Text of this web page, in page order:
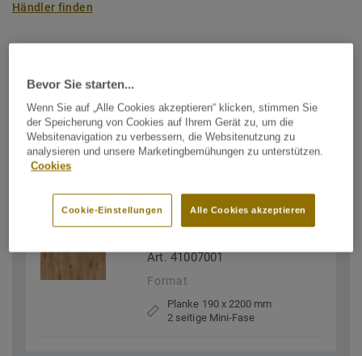
Händler finden
Heritage
FILTER (2)
Art. 41007001
Format
Planke 190 x 2200 mm
2 seitige Mini-Fase
Bevor Sie starten...
Wenn Sie auf „Alle Cookies akzeptieren“ klicken, stimmen Sie
der Speicherung von Cookies auf Ihrem Gerät zu, um die
Websitenavigation zu verbessern, die Websitenutzung zu
analysieren und unsere Marketingbemühungen zu unterstützen.
Cookies
Alle Cookies akzeptieren
Cookie-Einstellungen